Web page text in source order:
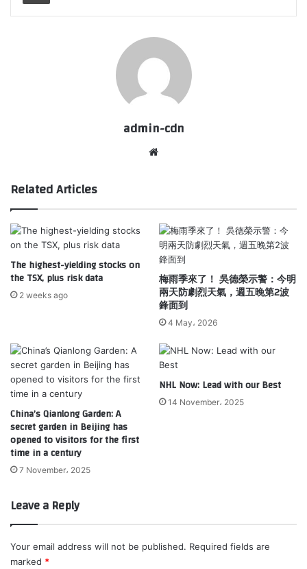
admin-cdn
Related Articles
The highest-yielding stocks on
the TSX, plus risk data
2 weeks ago
梅雨季來了！ 吳德榮示警：今明
兩天防劇烈天氣，週五晚第2波
鋒面到
4 May، 2026
China’s Qianlong Garden: A
secret garden in Beijing has
opened to visitors for the first
time in a century
7 November، 2025
NHL Now: Lead with our Best
14 November، 2025
Leave a Reply
Your email address will not be published. Required fields are
marked *